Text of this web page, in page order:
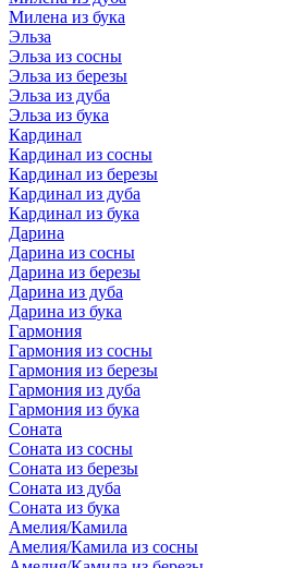
Милена из бука
Эльза
Эльза из сосны
Эльза из березы
Эльза из дуба
Эльза из бука
Кардинал
Кардинал из сосны
Кардинал из березы
Кардинал из дуба
Кардинал из бука
Дарина
Дарина из сосны
Дарина из березы
Дарина из дуба
Дарина из бука
Гармония
Гармония из сосны
Гармония из березы
Гармония из дуба
Гармония из бука
Соната
Соната из сосны
Соната из березы
Соната из дуба
Соната из бука
Амелия/Камила
Амелия/Камила из сосны